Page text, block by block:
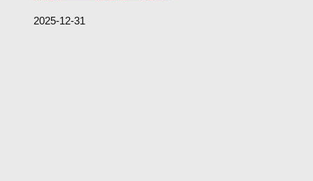
2025-12-31